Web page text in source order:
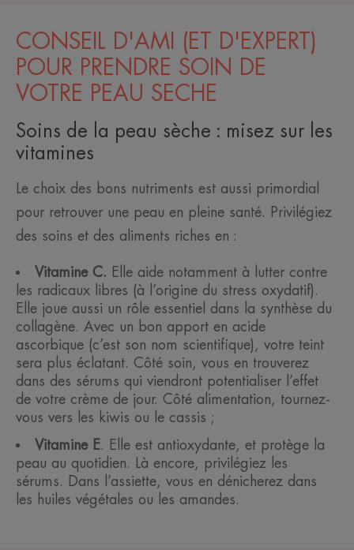
CONSEIL D'AMI (ET D'EXPERT)
POUR PRENDRE SOIN DE
VOTRE PEAU SECHE
Soins de la peau sèche : misez sur les
vitamines
Le choix des bons nutriments est aussi primordial
pour retrouver une peau en pleine santé. Privilégiez
des soins et des aliments riches en :
Vitamine C. Elle aide notamment à lutter contre
les radicaux libres (à l’origine du stress oxydatif).
Elle joue aussi un rôle essentiel dans la synthèse du
collagène. Avec un bon apport en acide
ascorbique (c’est son nom scientifique), votre teint
sera plus éclatant. Côté soin, vous en trouverez
dans des sérums qui viendront potentialiser l’effet
de votre crème de jour. Côté alimentation, tournez-
vous vers les kiwis ou le cassis ;
Vitamine E. Elle est antioxydante, et protège la
peau au quotidien. Là encore, privilégiez les
sérums. Dans l’assiette, vous en dénicherez dans
les huiles végétales ou les amandes.